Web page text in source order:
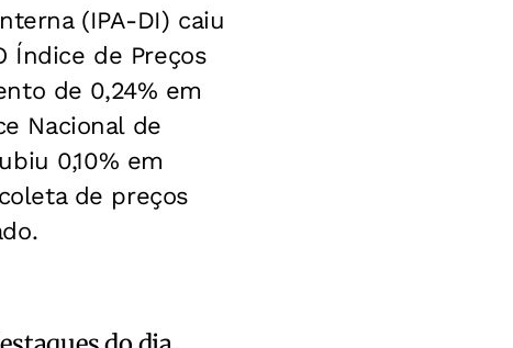
(IPA-DI) caiu
Índice de Preços
de 0,24% em
Nacional de
0,10% em
de preços